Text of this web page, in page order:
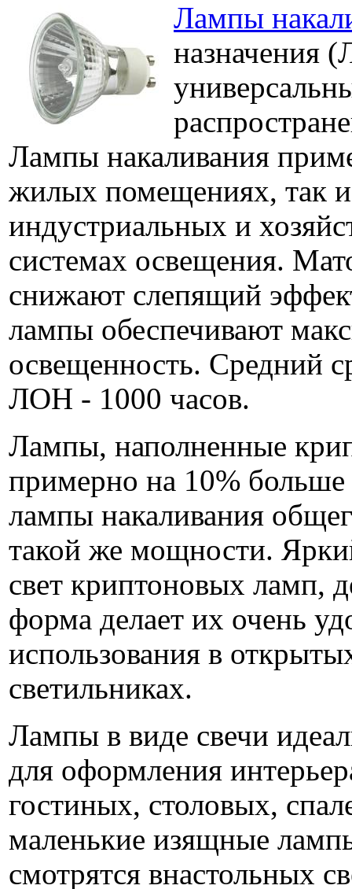
Лампы
назначения
Лампы накаливания
жилых помещениях, так
индустриальных и
системах освещения.
снижают слепящий
лампы обеспечивают
освещенность. Средний
ЛОН - 1000 часов.
Лампы, наполненные
примерно на 10% больше
лампы накаливания
такой же мощности.
свет криптоновых ламп,
форма делает их очень
использования в
светильниках.
Лампы в виде свечи
для оформления
гостиных, столовых,
маленькие изящные
смотрятся внастольных